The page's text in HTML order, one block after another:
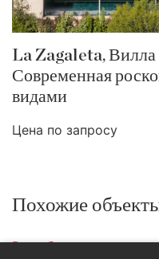
La Zagaleta, Вилла
Современная
видами
Цена по запросу
Похожие
Все объекты на